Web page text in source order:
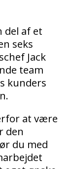
del af et
seks
Jack
team
kunders
at være
den
du med